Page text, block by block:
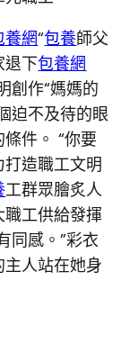
養網“包養師父
退下包養網
創作“媽媽的
迫不及待的眼
件。 “你要
打造職工文明
工群眾膾炙人
工供給發揮
同感。”彩衣
主人站在她身